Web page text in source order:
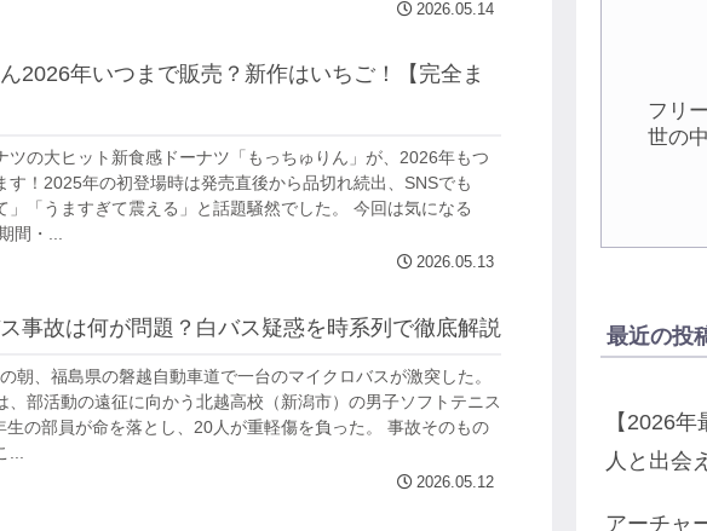
2026.05.14
2026年いつまで販売？新作はいちご！【完全ま
ツの大ヒット新食感ドーナツ「もっちゅりん」が、2026年もつ
す！2025年の初登場時は発売直後から品切れ続出、SNSでも
」「うますぎて震える」と話題騒然でした。 今回は気になる
間・...
2026.05.13
事故は何が問題？白バス疑惑を時系列で徹底解説
朝、福島県の磐越自動車道で一台のマイクロバスが激突した。
、部活動の遠征に向かう北越高校（新潟市）の男子ソフトテニス
生の部員が命を落とし、20人が重軽傷を負った。 事故そのもの
2026.05.12
フリ
世の
最近の投
【2026
人と出会
アーチャ